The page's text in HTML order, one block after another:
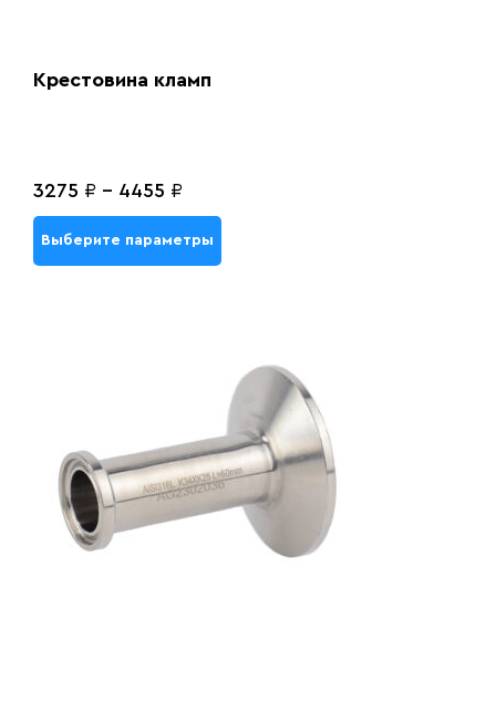
Крестовина кламп
3275 ₽ - 4455 ₽
Выберите параметры